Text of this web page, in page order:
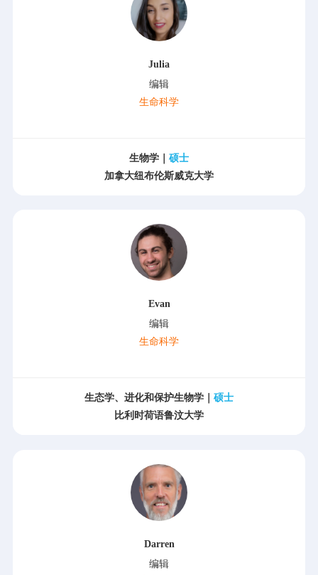
Julia
编辑
生命科学
生物学｜ 硕士
加拿大纽布伦斯威克大学
Evan
编辑
生命科学
生态学、进化和保护生物学｜ 硕士
比利时荷语鲁汶大学
Darren
编辑